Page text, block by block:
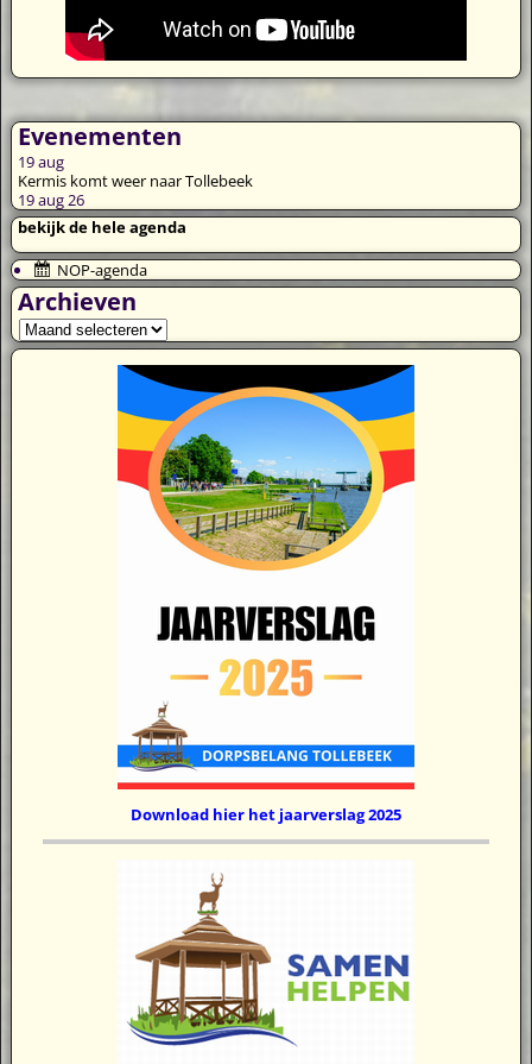
Evenementen
19aug
Kermis komt weer naar Tollebeek
19 aug 26
bekijk de hele agenda
NOP-agenda
Archieven
Download hier het jaarverslag 2025